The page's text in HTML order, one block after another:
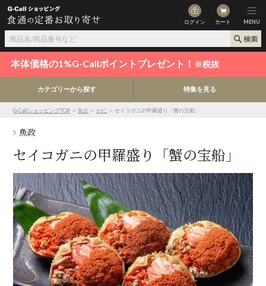
ログイン カート MENU
本体価格の1%G-Callポイントプレゼント！ ※税抜
カテゴリーから探す 特集を見る
G-CallショッピングTOP ＞魚介 ＞かに ＞ セイコガニの甲羅盛り「蟹の宝船」
魚政
セイコガニの甲羅盛り「蟹の宝船」